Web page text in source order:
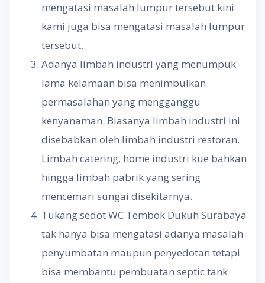
mengatasi masalah lumpur tersebut kini
kami juga bisa mengatasi masalah lumpur
tersebut.
Adanya limbah industri yang menumpuk
lama kelamaan bisa menimbulkan
permasalahan yang mengganggu
kenyanaman. Biasanya limbah industri ini
disebabkan oleh limbah industri restoran.
Limbah catering, home industri kue bahkan
hingga limbah pabrik yang sering
mencemari sungai disekitarnya.
Tukang sedot WC Tembok Dukuh Surabaya
tak hanya bisa mengatasi adanya masalah
penyumbatan maupun penyedotan tetapi
bisa membantu pembuatan septic tank